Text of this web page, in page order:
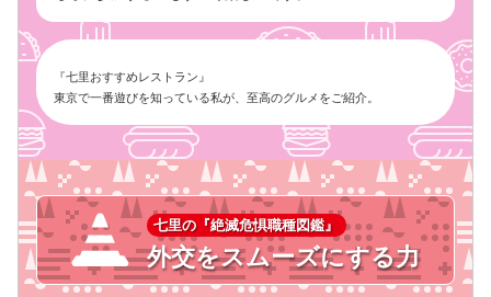
『七里おすすめレストラン』
東京で一番遊びを知っている私が、至高のグルメをご紹介。
七里の『絶滅危惧職種図鑑』
外交をスムーズにする力